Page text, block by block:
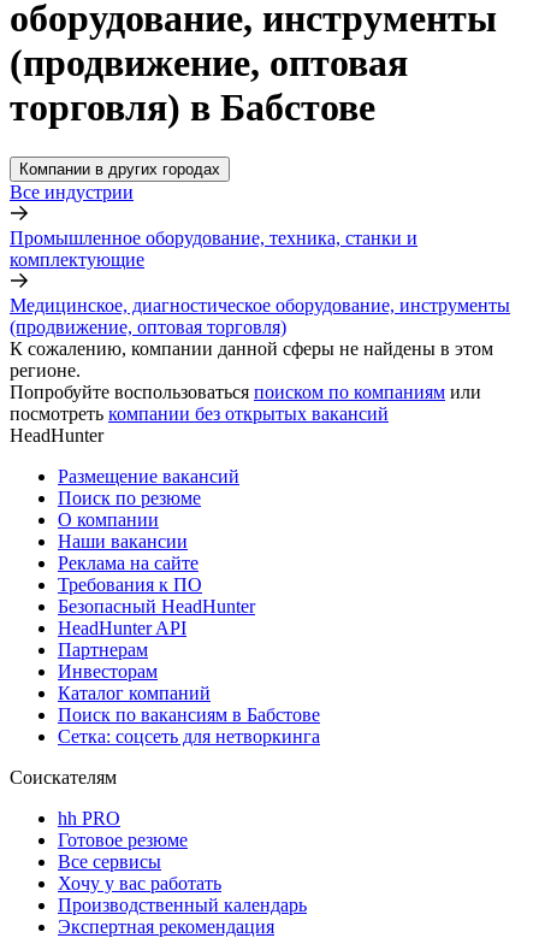
оборудование, инструменты
(продвижение, оптовая
торговля) в Бабстове
Компании в других городах
Все индустрии
Промышленное оборудование, техника, станки и
комплектующие
Медицинское, диагностическое оборудование, инструменты
(продвижение, оптовая торговля)
К сожалению, компании данной сферы не найдены в этом
регионе.
Попробуйте воспользоваться поиском по компаниям или
посмотреть компании без открытых вакансий
HeadHunter
Размещение вакансий
Поиск по резюме
О компании
Наши вакансии
Реклама на сайте
Требования к ПО
Безопасный HeadHunter
HeadHunter API
Партнерам
Инвесторам
Каталог компаний
Поиск по вакансиям в Бабстове
Сетка: соцсеть для нетворкинга
Соискателям
hh PRO
Готовое резюме
Все сервисы
Хочу у вас работать
Производственный календарь
Экспертная рекомендация